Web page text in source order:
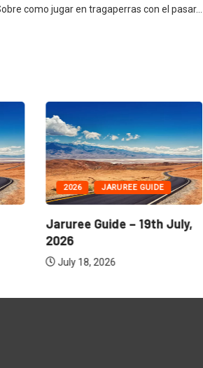
como jugar en tragaperras con el pasar…
2026 JARUREE GUIDE
Jaruree Guide – 19th July,
2026
July 18, 2026